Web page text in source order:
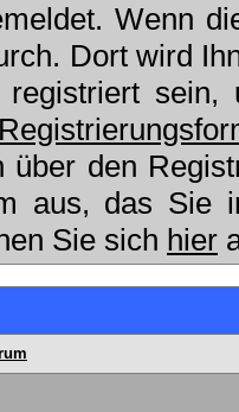
Wenn
Dort wird
registriert
über den
aus, das Sie
Sie sich hier